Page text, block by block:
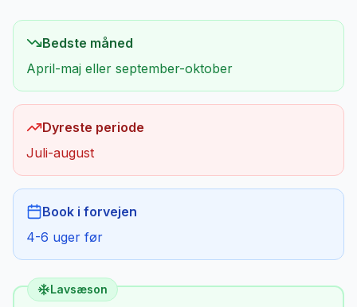
Bedste måned
April-maj eller september-oktober
Dyreste periode
Juli-august
Book i forvejen
4-6 uger før
Lavsæson